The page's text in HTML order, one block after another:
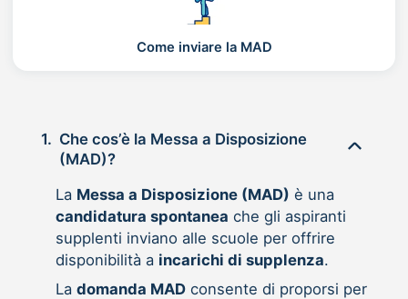
Come inviare la MAD
1. Che cos’è la Messa a Disposizione
(MAD)?
La Messa a Disposizione (MAD) è una
candidatura spontanea che gli aspiranti
supplenti inviano alle scuole per offrire
disponibilità a incarichi di supplenza.
La domanda MADconsente di proporsi per